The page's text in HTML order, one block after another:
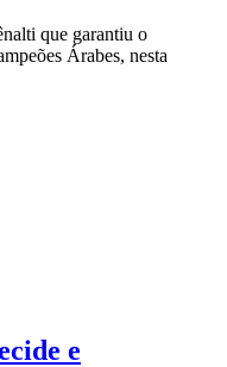
que garantiu o
Árabes, nesta
e